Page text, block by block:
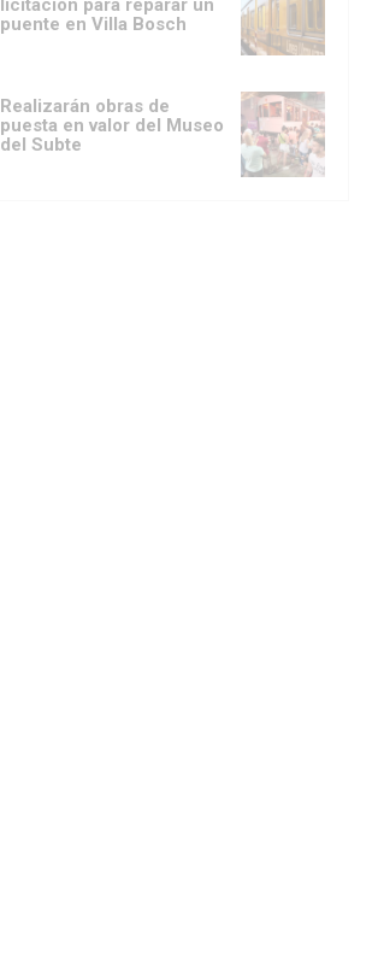
licitación para reparar un
puente en Villa Bosch
Realizarán obras de
puesta en valor del Museo
del Subte